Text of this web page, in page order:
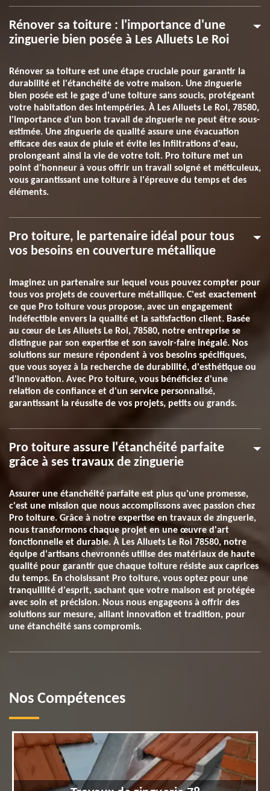
Rénover sa toiture : l'importance d'une
zinguerie bien posée à Les Alluets Le Roi
Rénover sa toiture est une étape cruciale pour garantir la
durabilité et l'étanchéité de votre maison. Une zinguerie
bien posée est le gage d'une toiture sans soucis, protégeant
votre habitation des intempéries. À Les Alluets Le Roi, 78580,
l'importance d'un bon travail de zinguerie ne peut être sous-
estimée. Une zinguerie de qualité assure une évacuation
efficace des eaux de pluie et évite les infiltrations d'eau,
prolongeant ainsi la vie de votre toit. Pro toiture met un
point d'honneur à vous offrir un travail soigné et méticuleux,
vous garantissant une toiture à l'épreuve du temps et des
éléments.
Pro toiture, le partenaire idéal pour tous
vos besoins en couverture métallique
Imaginez un partenaire sur lequel vous pouvez compter pour
tous vos projets de couverture métallique. C'est exactement
ce que Pro toiture vous propose, avec un engagement
indéfectible envers la qualité et la satisfaction client. Basée
au cœur de Les Alluets Le Roi, 78580, notre entreprise se
distingue par son expertise et son savoir-faire inégalé. Nos
solutions sur mesure répondent à vos besoins spécifiques,
que vous soyez à la recherche de durabilité, d'esthétique ou
d'innovation. Avec Pro toiture, vous bénéficiez d'une
relation de confiance et d'un service personnalisé,
garantissant la réussite de vos projets, petits ou grands.
Pro toiture assure l'étanchéité parfaite
grâce à ses travaux de zinguerie
Assurer une étanchéité parfaite est plus qu'une promesse,
c'est une mission que nous accomplissons avec passion chez
Pro toiture. Grâce à notre expertise en travaux de zinguerie,
nous transformons chaque projet en une œuvre d'art
fonctionnelle et durable. À Les Alluets Le Roi 78580, notre
équipe d'artisans chevronnés utilise des matériaux de haute
qualité pour garantir que chaque toiture résiste aux caprices
du temps. En choisissant Pro toiture, vous optez pour une
tranquillité d'esprit, sachant que votre maison est protégée
avec soin et précision. Nous nous engageons à offrir des
solutions sur mesure, alliant innovation et tradition, pour
une étanchéité sans compromis.
Nos Compétences